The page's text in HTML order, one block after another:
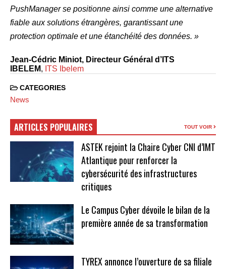
PushManager se positionne ainsi comme une alternative
fiable aux solutions étrangères, garantissant une
protection optimale et une étanchéité des données. »
Jean-Cédric Miniot, Directeur Général d’ITS
IBELEM, ITS Ibelem
CATEGORIES
News
ARTICLES POPULAIRES TOUT VOIR
ASTEK rejoint la Chaire Cyber CNI d’IMT
Atlantique pour renforcer la
cybersécurité des infrastructures
critiques
Le Campus Cyber dévoile le bilan de la
première année de sa transformation
TYREX annonce l’ouverture de sa filiale